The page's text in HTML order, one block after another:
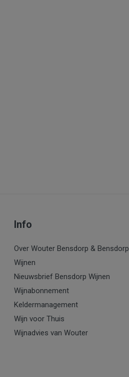
Info
Over Wouter Bensdorp & Bensdorp
Wijnen
Nieuwsbrief Bensdorp Wijnen
Wijnabonnement
Keldermanagement
Wijn voor Thuis
Wijnadvies van Wouter